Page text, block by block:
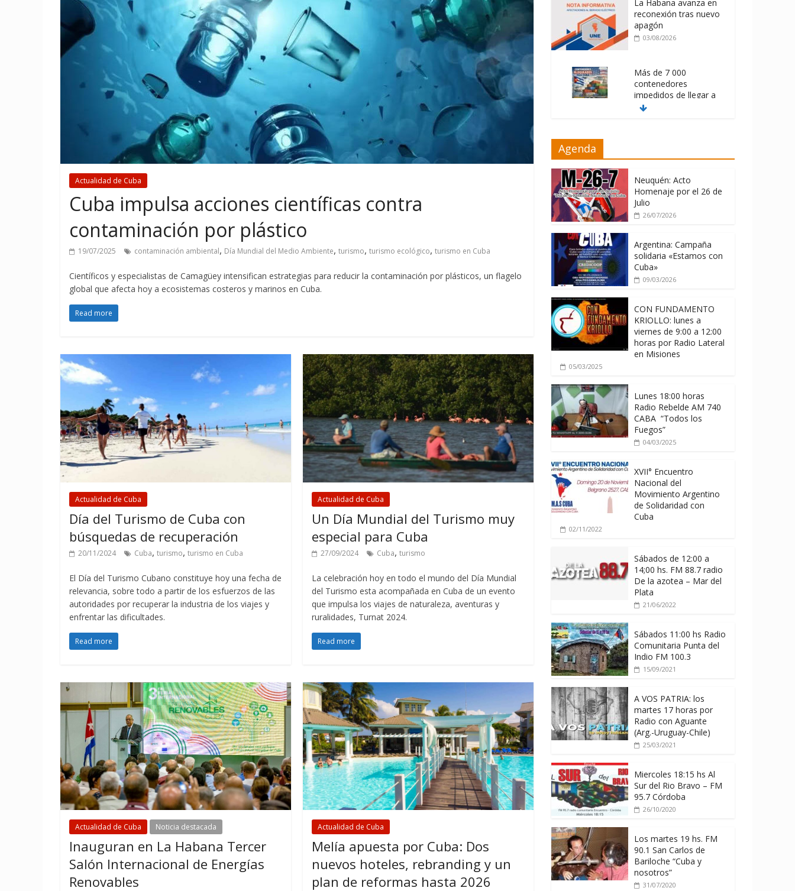
Actualidad de Cuba
Cuba impulsa acciones científicas contra
contaminación por plástico
19/07/2025 contaminación ambiental, Día Mundial del Medio Ambiente, turismo, turismo ecológico, turismo en Cuba
Científicos y especialistas de Camagüey intensifican estrategias para reducir la contaminación por plásticos, un flagelo
global que afecta hoy a ecosistemas costeros y marinos en Cuba.
Read more
Actualidad de Cuba
Día del Turismo de Cuba con
búsquedas de recuperación
20/11/2024 Cuba, turismo, turismo en Cuba
El Día del Turismo Cubano constituye hoy una fecha de
relevancia, sobre todo a partir de los esfuerzos de las
autoridades por recuperar la industria de los viajes y
enfrentar las dificultades.
Read more
Actualidad de Cuba
Un Día Mundial del Turismo muy
especial para Cuba
27/09/2024 Cuba,turismo
La celebración hoy en todo el mundo del Día Mundial
del Turismo esta acompañada en Cuba de un evento
que impulsa los viajes de naturaleza, aventuras y
ruralidades, Turnat 2024.
Read more
Actualidad de Cuba Noticia destacada
Inauguran en La Habana Tercer
Salón Internacional de Energías
Renovables
Actualidad de Cuba
Melía apuesta por Cuba: Dos
nuevos hoteles, rebranding y un
plan de reformas hasta 2026
La Habana avanza en
reconexión tras nuevo
apagón
03/08/2026
Más de 7 000
contenedores
impedidos de llegar a
Cuba
memorándum con
04/08/2026
Agenda
Neuquén: Acto
Homenaje por el 26 de
Julio
26/07/2026
Argentina: Campaña
solidaria «Estamos con
Cuba»
09/03/2026
CON FUNDAMENTO
KRIOLLO: lunes a
viernes de 9:00 a 12:00
horas por Radio Lateral
en Misiones
05/03/2025
Lunes 18:00 horas
Radio Rebelde AM 740
CABA “Todos los
Fuegos”
04/03/2025
XVII° Encuentro
Nacional del
Movimiento Argentino
de Solidaridad con
Cuba
02/11/2022
Sábados de 12:00 a
14;00 hs. FM 88.7 radio
De la azotea – Mar del
Plata
21/06/2022
Sábados 11:00 hs Radio
Comunitaria Punta del
Indio FM 100.3
15/09/2021
A VOS PATRIA: los
martes 17 horas por
Radio con Aguante
(Arg.-Uruguay-Chile)
25/03/2021
Miercoles 18:15 hs Al
Sur del Rio Bravo – FM
95.7 Córdoba
26/10/2020
Los martes 19 hs. FM
90.1 San Carlos de
Bariloche “Cuba y
nosotros”
31/07/2020